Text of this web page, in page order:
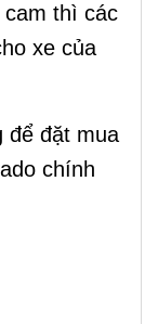
cam thì các
xe của
để đặt mua
chính